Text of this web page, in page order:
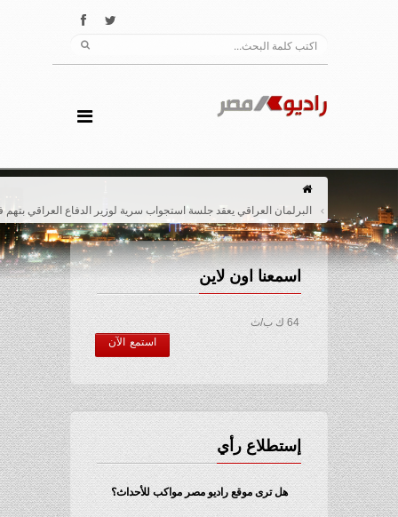
البرلمان العراقي يعقد جلسة استجواب سرية لوزير الدفاع العراقي بتهم فساد
اسمعنا اون لاين
64 ك ب/ث
استمع الآن
إستطلاع رأي
هل ترى موقع راديو مصر مواكب للأحداث؟